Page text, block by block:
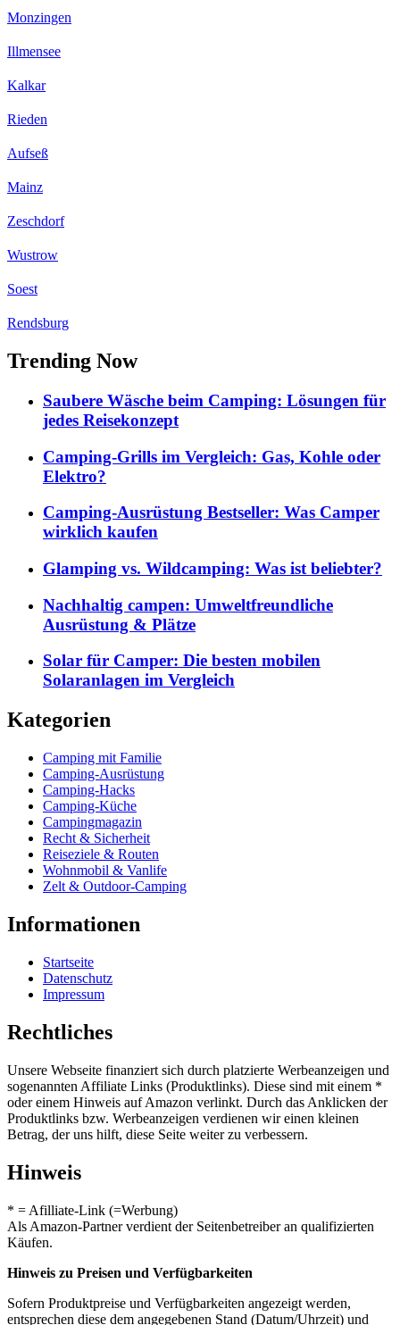
Monzingen
Illmensee
Kalkar
Rieden
Aufseß
Mainz
Zeschdorf
Wustrow
Soest
Rendsburg
Trending Now
Saubere Wäsche beim Camping: Lösungen für
jedes Reisekonzept
Camping-Grills im Vergleich: Gas, Kohle oder
Elektro?
Camping-Ausrüstung Bestseller: Was Camper
wirklich kaufen
Glamping vs. Wildcamping: Was ist beliebter?
Nachhaltig campen: Umweltfreundliche
Ausrüstung & Plätze
Solar für Camper: Die besten mobilen
Solaranlagen im Vergleich
Kategorien
Camping mit Familie
Camping-Ausrüstung
Camping-Hacks
Camping-Küche
Campingmagazin
Recht & Sicherheit
Reiseziele & Routen
Wohnmobil & Vanlife
Zelt & Outdoor-Camping
Informationen
Startseite
Datenschutz
Impressum
Rechtliches
Unsere Webseite finanziert sich durch platzierte Werbeanzeigen und
sogenannten Affiliate Links (Produktlinks). Diese sind mit einem *
oder einem Hinweis auf Amazon verlinkt. Durch das Anklicken der
Produktlinks bzw. Werbeanzeigen verdienen wir einen kleinen
Betrag, der uns hilft, diese Seite weiter zu verbessern.
Hinweis
* = Afilliate-Link (=Werbung)
Als Amazon-Partner verdient der Seitenbetreiber an qualifizierten
Käufen.
Hinweis zu Preisen und Verfügbarkeiten
Sofern Produktpreise und Verfügbarkeiten angezeigt werden,
entsprechen diese dem angegebenen Stand (Datum/Uhrzeit) und